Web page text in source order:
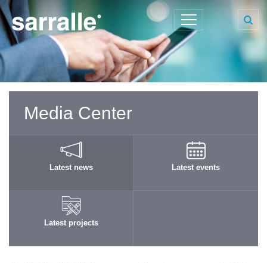
Media Center
Latest news Latest events
Latest projects